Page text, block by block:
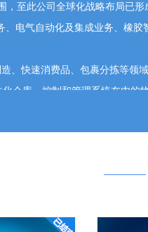
策 请问，工业自动化（智能产
术创新、成本管控等运营优化措
至此公司全球化战略布局已形
、电气自动化及集成业务、橡胶
、快速消费品、包裹分拣等领域
仓库、控制和管理系统在内的
心业务之一的电气自动化及集
生产管理系统，从而实现为客
全钢丝一次法成型机（轻卡型